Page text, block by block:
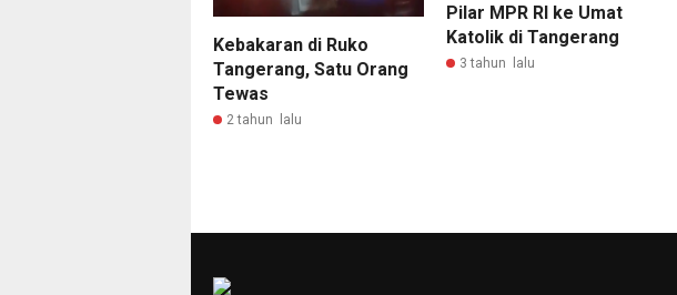
Kebakaran di Ruko
Tangerang, Satu Orang
Tewas
2 tahun lalu
Pilar MPR RI ke Umat
Katolik di Tangerang
3 tahun lalu